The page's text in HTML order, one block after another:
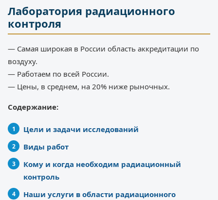
Лаборатория радиационного
контроля
— Самая широкая в России область аккредитации по
воздуху.
— Работаем по всей России.
— Цены, в среднем, на 20% ниже рыночных.
Содержание:
Цели и задачи исследований
Виды работ
Кому и когда необходим радиационный
контроль
Наши услуги в области радиационного